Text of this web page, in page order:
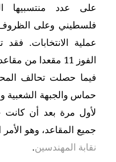
على عدد منتسبيها
فلسطيني وعلى
عملية الانتخابات.
الفوز 11 مقعدا من مقاعد
فيما حصلت تحالف
لأول مرة بعد أن
جميع المقاعد، وهو
نقابة المهندسين.